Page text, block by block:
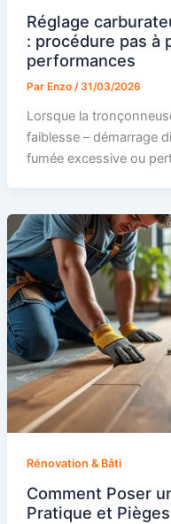
Réglage
: procédure pas à
performances
Par Enzo / 31/03/2026
Lorsque la
faiblesse – démarrage
fumée excessive ou
Rénovation & Bâti
Comment Poser
Pratique et